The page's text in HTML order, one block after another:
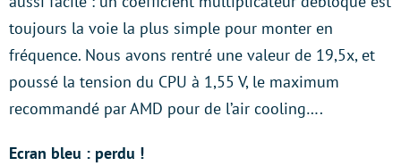
toujours la voie la plus simple pour monter en
fréquence. Nous avons rentré une valeur de 19,5x, et
poussé la tension du CPU à 1,55 V, le maximum
recommandé par AMD pour de l’air cooling….
Ecran bleu : perdu !